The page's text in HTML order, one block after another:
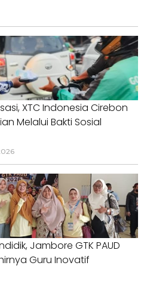
XTC Indonesia Cirebon
Melalui Bakti Sosial
Jambore GTK PAUD
Guru Inovatif